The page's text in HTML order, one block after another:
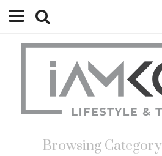
Home
Travel
Lifestyle
Browsing Category